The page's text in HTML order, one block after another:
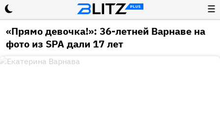
☰
«Прямо девочка!»: 36-летней Варнаве на
фото из SPA дали 17 лет